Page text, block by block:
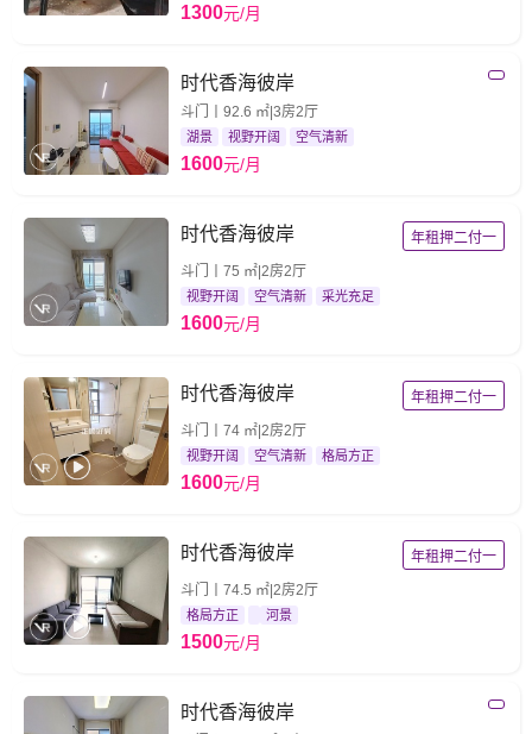
1300元/月
时代香海彼岸
斗门丨92.6 ㎡|3房2厅
湖景 视野开阔 空气清新
1600元/月
时代香海彼岸
年租押二付一
斗门丨75 ㎡|2房2厅
视野开阔 空气清新 采光充足
1600元/月
时代香海彼岸
年租押二付一
斗门丨74 ㎡|2房2厅
视野开阔 空气清新 格局方正
1600元/月
时代香海彼岸
年租押二付一
斗门丨74.5 ㎡|2房2厅
格局方正 河景
1500元/月
时代香海彼岸